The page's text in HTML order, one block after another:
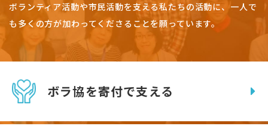
ボランティア活動や市民活動を支える私たちの活動に、一人で
も多くの方が加わってくださることを願っています。
ボラ協を寄付で支える